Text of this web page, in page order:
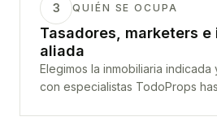
3 QUIÉN SE OCUPA
Tasadores, marketers e
aliada
Elegimos la inmobiliaria indicada
con especialistas TodoProps